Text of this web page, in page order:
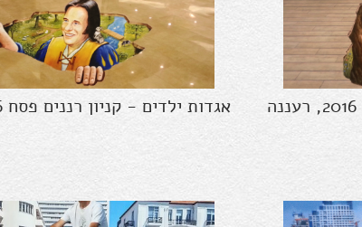
אגדות ילדים - קניון רננים פסח 2016, רעננה